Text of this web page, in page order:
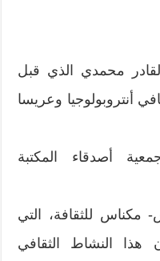
محمدي الذي قبل
أنتروبولوجيا وعريسا
أصدقاء المكتبة
مكناس للثقافة، التي
هذا النشاط الثقافي